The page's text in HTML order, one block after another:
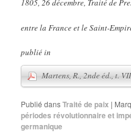
1805, 26 décembre, Traité de
entre la France et le Saint-
publié in
Martens, R., 2nde éd., t.
Publié dansTraité de paix |
périodes révolutionnaire et
germanique